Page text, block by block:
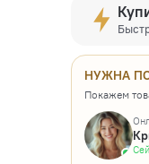
НУЖНА
Покажем